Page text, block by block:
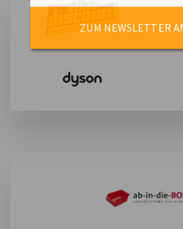
ZUM NEWSLETTER